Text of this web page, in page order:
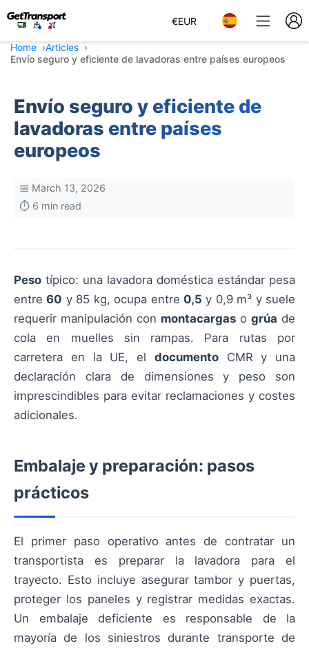
€EUR
Home
Articles
Envío seguro y eficiente de lavadoras entre países europeos
Envío seguro y eficiente de
lavadoras entre países
europeos
📅 March 13, 2026
⏱️ 6 min read
Peso típico: una lavadora doméstica estándar pesa
entre60 y 85 kg, ocupa entre 0,5 y 0,9 m³ y suele
requerir manipulación con montacargas o grúa de
cola en muelles sin rampas. Para rutas por
carretera en la UE, el documentoCMR y una
declaración clara de dimensiones y peso son
imprescindibles para evitar reclamaciones y costes
adicionales.
Embalaje y preparación: pasos
prácticos
El primer paso operativo antes de contratar un
transportista es preparar la lavadora para el
trayecto. Esto incluye asegurar tambor y puertas,
proteger los paneles y registrar medidas exactas.
Un embalaje deficiente es responsable de la
mayoría de los siniestros durante transporte de